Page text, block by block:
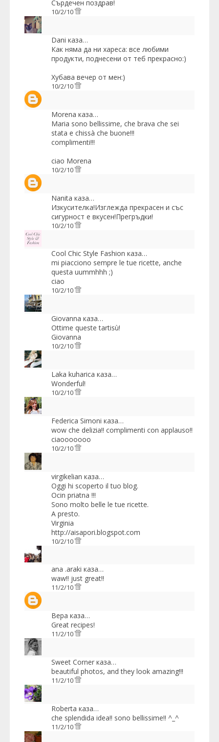
Сърдечен поздрав!
10/2/10
Dani каза…
Как няма да ни хареса: все любими
продукти, поднесени от теб прекрасно:)
Хубава вечер от мен:)
10/2/10
Morena каза…
Maria sono bellissime, che brava che sei
stata e chissà che buone!!!
complimenti!!!
ciao Morena
10/2/10
Nanita каза…
Изкусителка!Изглежда прекрасен и със
сигурност е вкусен!Прегръдки!
10/2/10
Cool Chic Style Fashion каза…
mi piacciono sempre le tue ricette, anche
questa uummhhh ;)
ciao
10/2/10
Giovanna каза…
Ottime queste tartisù!
Giovanna
10/2/10
Laka kuharica каза…
Wonderful!
10/2/10
Federica Simoni каза…
wow che delizia!! complimenti con applauso!!
ciaooooooo
10/2/10
virgikelian каза…
Oggi hi scoperto il tuo blog.
Ocin priatna !!!
Sono molto belle le tue ricette.
A presto.
Virginia
http://aisapori.blogspot.com
10/2/10
ana .araki каза…
waw!! just great!!
11/2/10
Вера каза…
Great recipes!
11/2/10
Sweet Corner каза…
beautiful photos, and they look amazing!!!
11/2/10
Roberta каза…
che splendida idea!! sono bellissime!! ^_^
11/2/10